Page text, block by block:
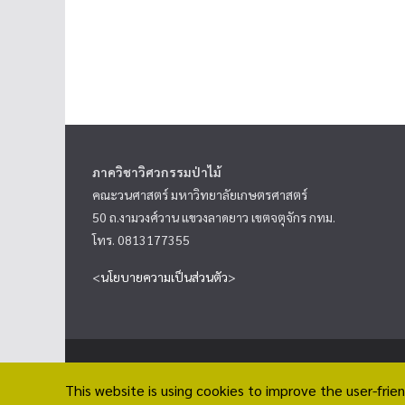
ภาควิชาวิศวกรรมป่าไม้
คณะวนศาสตร์ มหาวิทยาลัยเกษตรศาสตร์
50 ถ.งามวงศ์วาน แขวงลาดยาว เขตจตุจักร กทม.
โทร. 0813177355
<นโยบายความเป็นส่วนตัว>
Theme:ColorMagby ThemeGrill. Powered by WordPress
This website is using cookies to improve the user-